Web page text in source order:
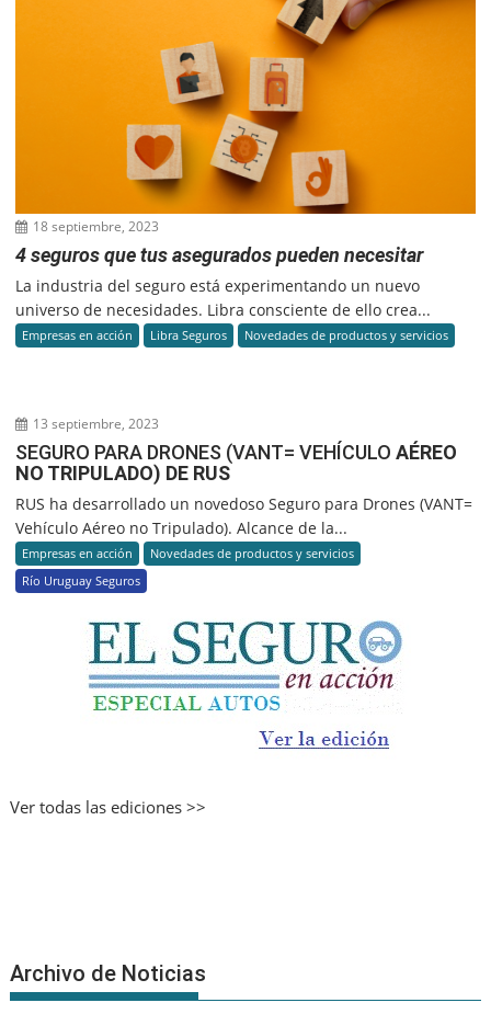
18 septiembre, 2023
4 seguros que tus asegurados pueden necesitar
La industria del seguro está experimentando un nuevo
universo de necesidades. Libra consciente de ello crea...
Empresas en acción Libra Seguros Novedades de productos y servicios
13 septiembre, 2023
SEGURO PARA DRONES (VANT= VEHÍCULOAÉREO
NO TRIPULADO) DE RUS
RUS ha desarrollado un novedoso Seguro para Drones (VANT=
Vehículo Aéreo no Tripulado). Alcance de la...
Empresas en acción
Novedades de productos y servicios
Río Uruguay Seguros
Ver todas las ediciones >>
Archivo de Noticias